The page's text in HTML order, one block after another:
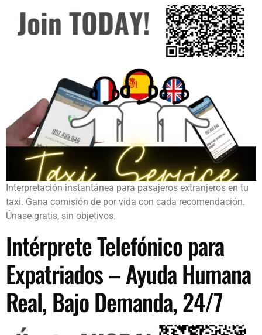
Interpretación instantánea para pasajeros extranjeros en tu
taxi. Gana comisión de por vida con cada recomendación.
Únase gratis, sin objetivos.
Intérprete Telefónico para
Expatriados – Ayuda Humana
Real, Bajo Demanda, 24/7